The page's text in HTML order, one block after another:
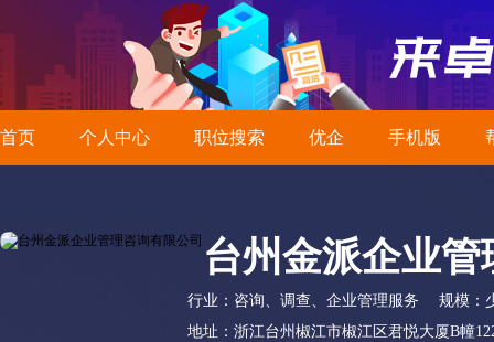
首页 个人中心 职位搜索 优企 手机版
台州金派企业
行业： 咨询、调查、企业管理服务 规模：
地址： 浙江台州椒江市椒江区君悦大厦B幢